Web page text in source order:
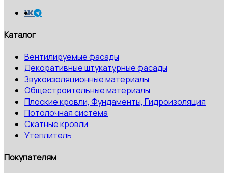
Каталог
Вентилируемые фасады
Декоративные штукатурные фасады
Звукоизоляционные материалы
Общестроительные материалы
Плоские кровли, Фундаменты, Гидроизоляция
Потолочная система
Скатные кровли
Утеплитель
Покупателям